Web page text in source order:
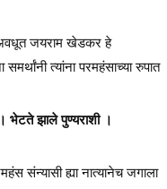
अवधूत जयराम खेडकर हे
त्यांना परमहंसाच्या रुपात
भेटते झाले पुण्यराशी ।
संन्यासी ह्या नात्यानेच जगाला